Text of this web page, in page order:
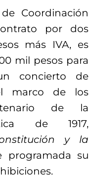
Coordinación
por dos
más IVA, es
mil pesos para
concierto de
marco de los
de la
de 1917,
y la
programada su